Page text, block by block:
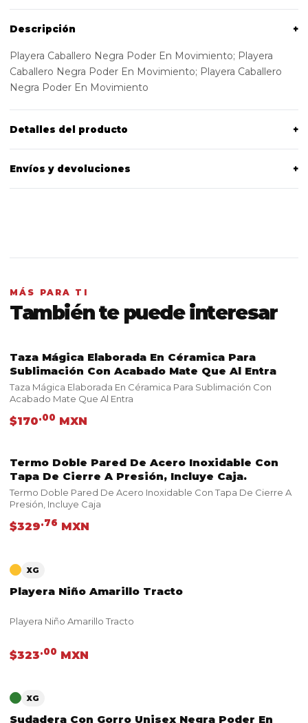
Descripción +
Playera Caballero Negra Poder En Movimiento; Playera
Caballero Negra Poder En Movimiento; Playera Caballero
Negra Poder En Movimiento
Detalles del producto +
Envíos y devoluciones +
MÁS PARA TI
También te puede interesar
VER PRODUCTO
Taza Mágica Elaborada En Céramica Para
Sublimación Con Acabado Mate Que Al Entra
Taza Mágica Elaborada En Céramica Para Sublimación Con
Acabado Mate Que Al Entra
$170.00 MXN
VER PRODUCTO
Termo Doble Pared De Acero Inoxidable Con
Tapa De Cierre A Presión, Incluye Caja.
Termo Doble Pared De Acero Inoxidable Con Tapa De Cierre A
Presión, Incluye Caja
$329.76 MXN
VER PRODUCTO
XG
Playera Niño Amarillo Tracto
Playera Niño Amarillo Tracto
$323.00 MXN
VER PRODUCTO
XG
Sudadera Con Gorro Unisex Negra Poder En